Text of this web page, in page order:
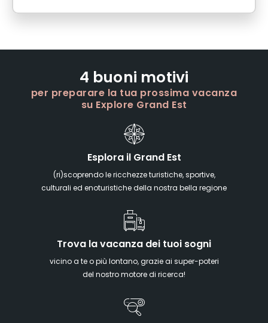
4 buoni motivi
per preparare la tua prossima vacanza
su Explore Grand Est
Esplora il Grand Est
(ri)scoprendo le ricchezze turistiche, sportive,
culturali ed enoturistiche della nostra bella regione
Trova la vacanza dei tuoi sogni
vicino a te o più lontano, grazie ai super-poteri
del nostro motore di ricerca!